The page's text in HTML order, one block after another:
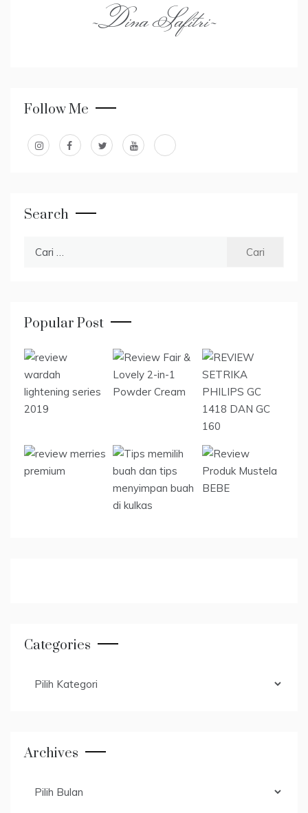
~Dina Safitri~
Follow Me
Search
Popular Post
Categories
Archives